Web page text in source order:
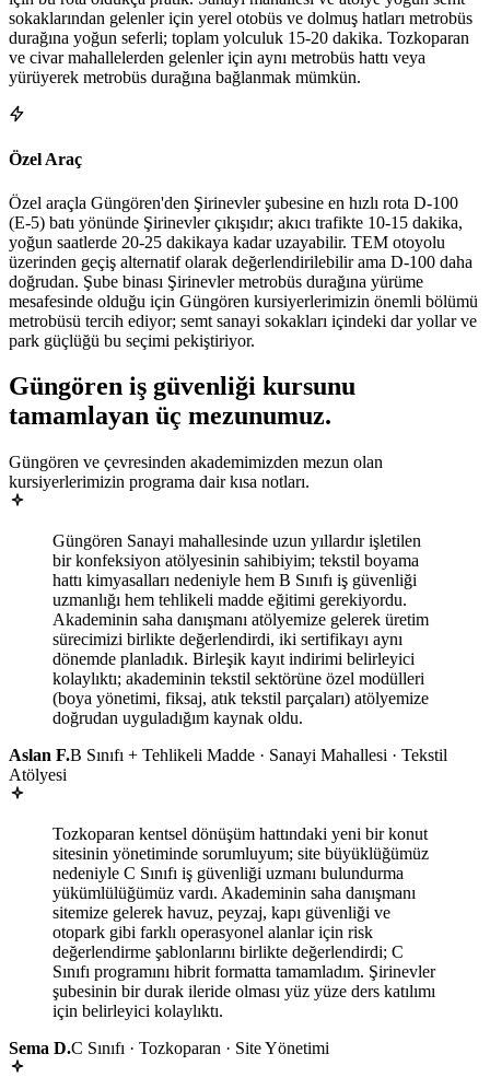
sokaklarından gelenler için yerel otobüs ve dolmuş hatları metrobüs
durağına yoğun seferli; toplam yolculuk 15-20 dakika. Tozkoparan
ve civar mahallelerden gelenler için aynı metrobüs hattı veya
yürüyerek metrobüs durağına bağlanmak mümkün.
Özel Araç
Özel araçla Güngören'den Şirinevler şubesine en hızlı rota D-100
(E-5) batı yönünde Şirinevler çıkışıdır; akıcı trafikte 10-15 dakika,
yoğun saatlerde 20-25 dakikaya kadar uzayabilir. TEM otoyolu
üzerinden geçiş alternatif olarak değerlendirilebilir ama D-100 daha
doğrudan. Şube binası Şirinevler metrobüs durağına yürüme
mesafesinde olduğu için Güngören kursiyerlerimizin önemli bölümü
metrobüsü tercih ediyor; semt sanayi sokakları içindeki dar yollar ve
park güçlüğü bu seçimi pekiştiriyor.
Güngören iş güvenliği kursunu
tamamlayan üç mezunumuz.
Güngören ve çevresinden akademimizden mezun olan
kursiyerlerimizin programa dair kısa notları.
Güngören Sanayi mahallesinde uzun yıllardır işletilen
bir konfeksiyon atölyesinin sahibiyim; tekstil boyama
hattı kimyasalları nedeniyle hem B Sınıfı iş güvenliği
uzmanlığı hem tehlikeli madde eğitimi gerekiyordu.
Akademinin saha danışmanı atölyemize gelerek üretim
sürecimizi birlikte değerlendirdi, iki sertifikayı aynı
dönemde planladık. Birleşik kayıt indirimi belirleyici
kolaylıktı; akademinin tekstil sektörüne özel modülleri
(boya yönetimi, fiksaj, atık tekstil parçaları) atölyemize
doğrudan uyguladığım kaynak oldu.
Aslan F.B Sınıfı + Tehlikeli Madde · Sanayi Mahallesi · Tekstil
Atölyesi
Tozkoparan kentsel dönüşüm hattındaki yeni bir konut
sitesinin yönetiminde sorumluyum; site büyüklüğümüz
nedeniyle C Sınıfı iş güvenliği uzmanı bulundurma
yükümlülüğümüz vardı. Akademinin saha danışmanı
sitemize gelerek havuz, peyzaj, kapı güvenliği ve
otopark gibi farklı operasyonel alanlar için risk
değerlendirme şablonlarını birlikte değerlendirdi; C
Sınıfı programını hibrit formatta tamamladım. Şirinevler
şubesinin bir durak ileride olması yüz yüze ders katılımı
için belirleyici kolaylıktı.
Sema D.C Sınıfı · Tozkoparan · Site Yönetimi